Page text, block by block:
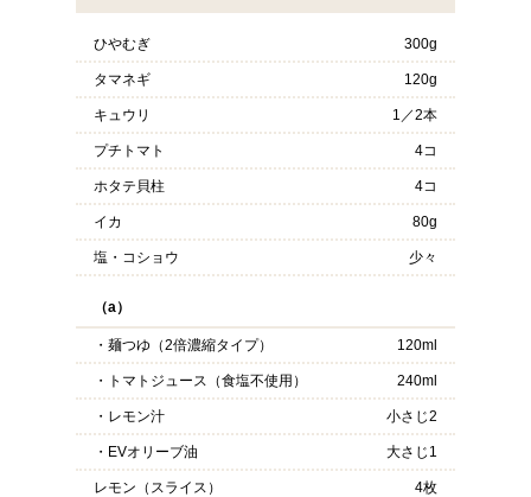
ひやむぎ 300g
タマネギ 120g
キュウリ 1／2本
プチトマト 4コ
ホタテ貝柱 4コ
イカ 80g
塩・コショウ 少々
（a）
・麺つゆ（2倍濃縮タイプ） 120ml
・トマトジュース（食塩不使用） 240ml
・レモン汁 小さじ2
・EVオリーブ油 大さじ1
レモン（スライス） 4枚